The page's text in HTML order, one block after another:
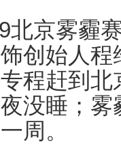
北京雾霾
创始人
程赶到
没睡；
周。